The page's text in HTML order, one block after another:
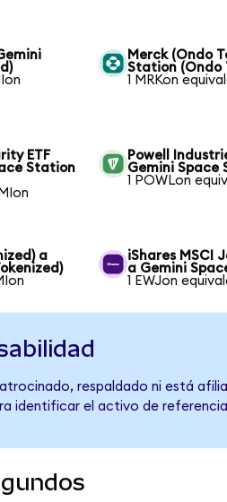
Merck (Ondo
Station (Ondo
1 MRKon
ETF
Station
Powell
Gemini Space
1 POWLon
a
iShares MSCI
a Gemini
1 EWJon
respaldado ni está
identificar el activo de